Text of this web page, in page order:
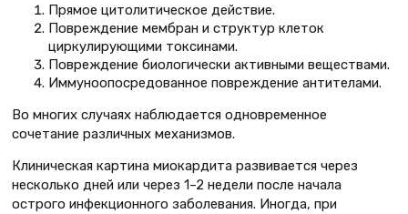
Прямое цитолитическое действие.
Повреждение мембран и структур клеток
циркулирующими токсинами.
Повреждение биологически активными веществами.
Иммуноопосредованное повреждение антителами.
Во многих случаях наблюдается одновременное
сочетание различных механизмов.
Клиническая картина миокардита развивается через
несколько дней или через 1–2 недели после начала
острого инфекционного заболевания. Иногда, при